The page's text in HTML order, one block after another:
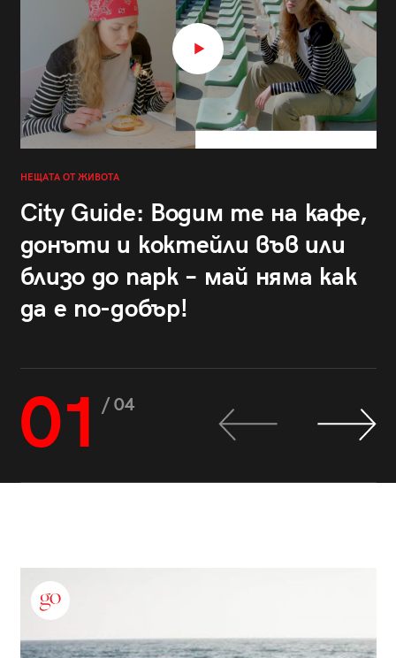
НЕЩАТА ОТ ЖИВОТА
City Guide: Водим те на кафе,
донъти и коктейли във или
близо до парк – май няма как
да е по-добър!
01 / 04